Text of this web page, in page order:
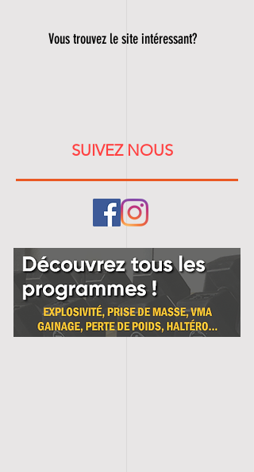
Vous trouvez le site intéressant?
SUIVEZ NOUS